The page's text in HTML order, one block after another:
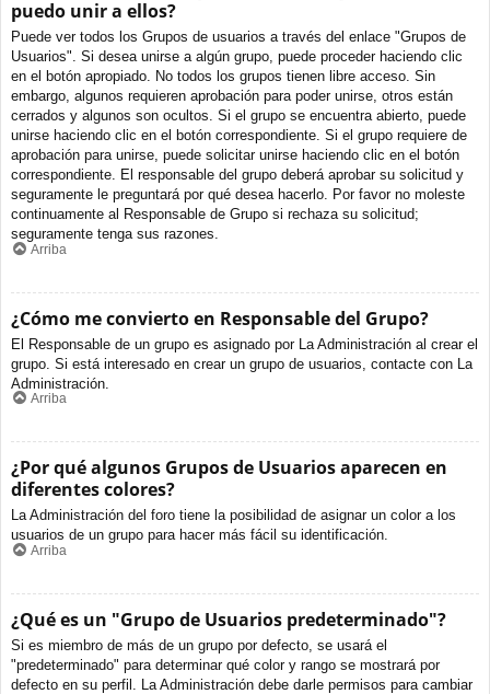
puedo unir a ellos?
Puede ver todos los Grupos de usuarios a través del enlace "Grupos de
Usuarios". Si desea unirse a algún grupo, puede proceder haciendo clic
en el botón apropiado. No todos los grupos tienen libre acceso. Sin
embargo, algunos requieren aprobación para poder unirse, otros están
cerrados y algunos son ocultos. Si el grupo se encuentra abierto, puede
unirse haciendo clic en el botón correspondiente. Si el grupo requiere de
aprobación para unirse, puede solicitar unirse haciendo clic en el botón
correspondiente. El responsable del grupo deberá aprobar su solicitud y
seguramente le preguntará por qué desea hacerlo. Por favor no moleste
continuamente al Responsable de Grupo si rechaza su solicitud;
seguramente tenga sus razones.
Arriba
¿Cómo me convierto en Responsable del Grupo?
El Responsable de un grupo es asignado por La Administración al crear el
grupo. Si está interesado en crear un grupo de usuarios, contacte con La
Administración.
Arriba
¿Por qué algunos Grupos de Usuarios aparecen en
diferentes colores?
La Administración del foro tiene la posibilidad de asignar un color a los
usuarios de un grupo para hacer más fácil su identificación.
Arriba
¿Qué es un "Grupo de Usuarios predeterminado"?
Si es miembro de más de un grupo por defecto, se usará el
"predeterminado" para determinar qué color y rango se mostrará por
defecto en su perfil. La Administración debe darle permisos para cambiar